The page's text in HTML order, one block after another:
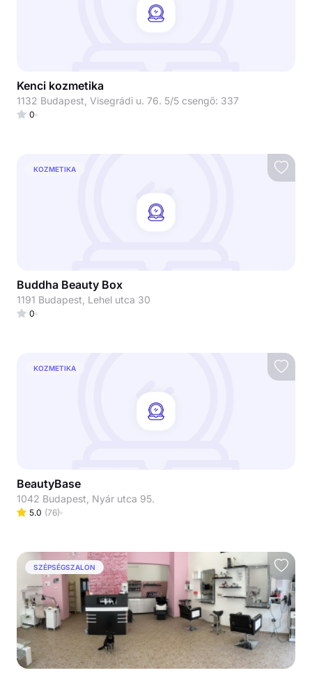
Kenci kozmetika
1132 Budapest, Visegrádi u. 76. 5/5 csengő: 337
0
KOZMETIKA
Buddha Beauty Box
1191 Budapest, Lehel utca 30
0
KOZMETIKA
BeautyBase
1042 Budapest, Nyár utca 95.
5.0 (76)
SZÉPSÉGSZALON